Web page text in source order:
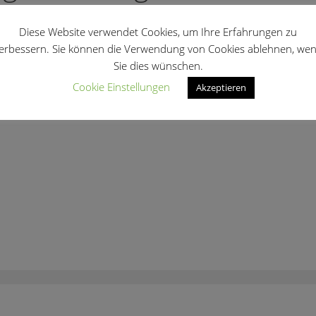
Diese Website verwendet Cookies, um Ihre Erfahrungen zu
Sie können die Verwendung von Cookies ablehnen,
Sie dies wünschen.
Cookie Einstellungen
Akzeptieren